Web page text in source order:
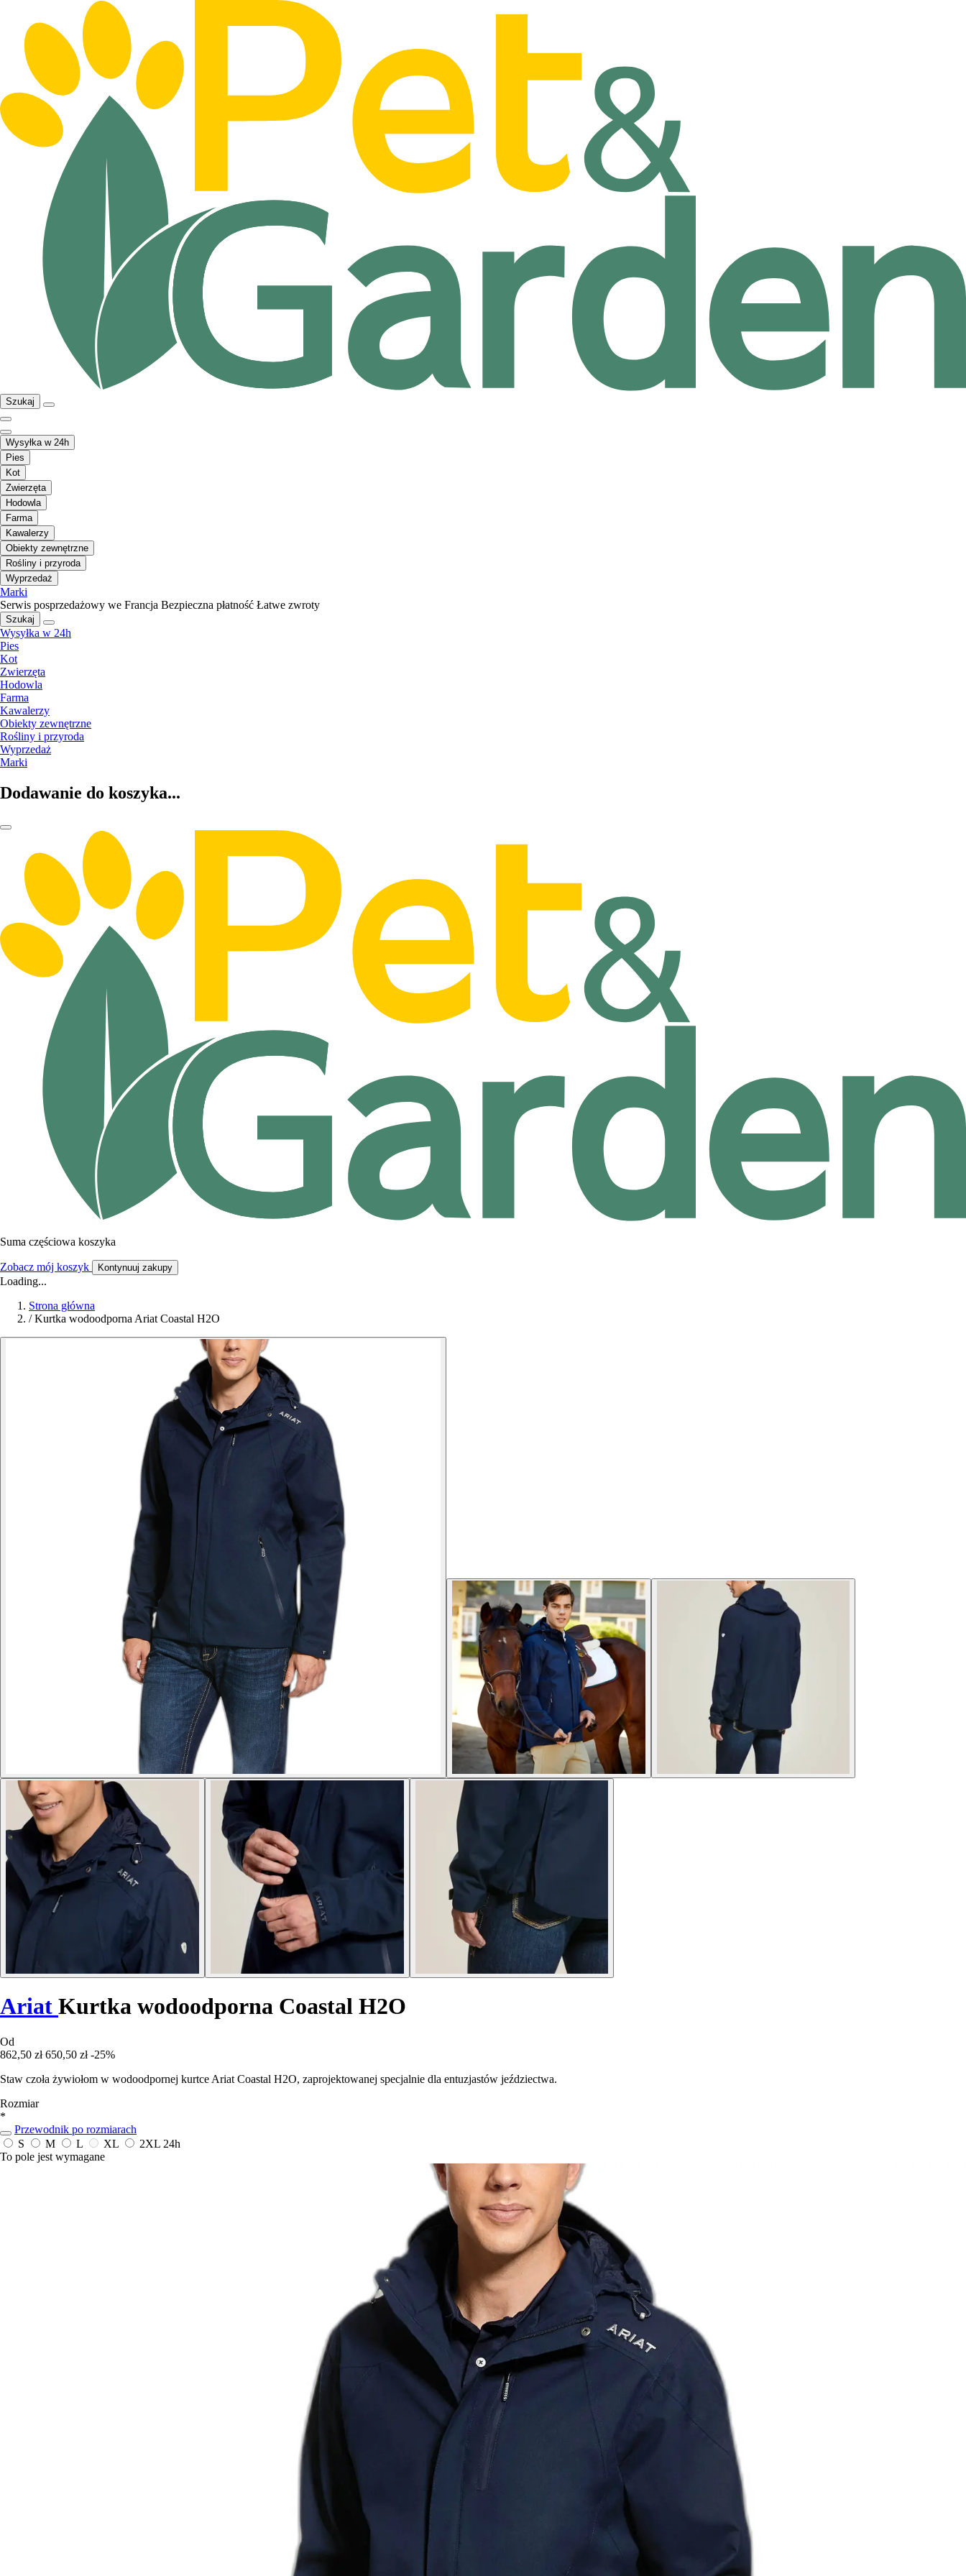
Szukaj
Wysyłka w 24h
Pies
Kot
Zwierzęta
Hodowla
Farma
Kawalerzy
Obiekty zewnętrzne
Rośliny i przyroda
Wyprzedaż
Marki
Serwis posprzedażowy we Francja Bezpieczna płatność Łatwe zwroty
Szukaj
Wysyłka w 24h
Pies
Kot
Zwierzęta
Hodowla
Farma
Kawalerzy
Obiekty zewnętrzne
Rośliny i przyroda
Wyprzedaż
Marki
Dodawanie do koszyka...
Suma częściowa koszyka
Zobacz mój koszyk Kontynuuj zakupy
Loading...
Strona główna
/ Kurtka wodoodporna Ariat Coastal H2O
Ariat Kurtka wodoodporna Coastal H2O
Od
862,50 zł 650,50 zł -25%
Staw czoła żywiołom w wodoodpornej kurtce Ariat Coastal H2O, zaprojektowanej specjalnie dla entuzjastów jeździectwa.
Rozmiar
*
Przewodnik po rozmiarach
S
M L XL 2XL 24h
To pole jest wymagane